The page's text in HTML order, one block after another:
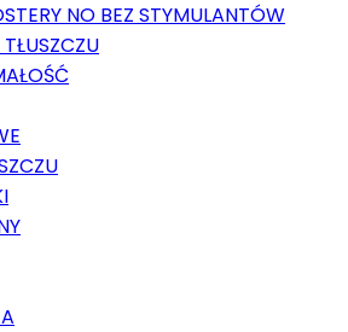
NO BEZ STYMULANTÓW